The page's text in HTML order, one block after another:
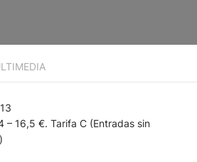
– 16,5 €. Tarifa C (Entradas sin